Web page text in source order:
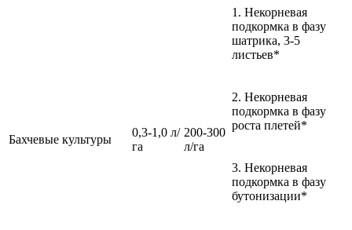
Бахчевые культуры
0,3-1,0 л/
га
200-300
л/га
1. Некорневая
подкормка в фазу
шатрика, 3-5
листьев*
2. Некорневая
подкормка в фазу
роста плетей*
3. Некорневая
подкормка в фазу
бутонизации*